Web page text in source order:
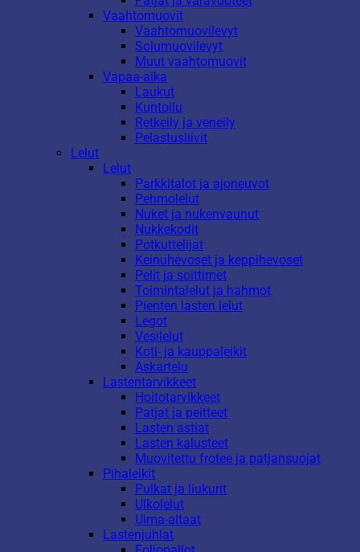
Vaahtomuovit
Vaahtomuovilevyt
Solumuovilevyt
Muut vaahtomuovit
Vapaa-aika
Laukut
Kuntoilu
Retkeily ja veneily
Pelastusliivit
Lelut
Lelut
Parkkitalot ja ajoneuvot
Pehmolelut
Nuket ja nukenvaunut
Nukkekodit
Potkuttelijat
Keinuhevoset ja keppihevoset
Pelit ja soittimet
Toimintalelut ja hahmot
Pienten lasten lelut
Legot
Vesilelut
Koti- ja kauppaleikit
Askartelu
Lastentarvikkeet
Hoitotarvikkeet
Patjat ja peitteet
Lasten astiat
Lasten kalusteet
Muovitettu frotee ja patjansuojat
Pihaleikit
Pulkat ja liukurit
Ulkolelut
Uima-altaat
Lastenjuhlat